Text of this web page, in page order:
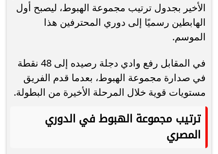
الأخير بجدول ترتيب مجموعة الهبوط، ليصبح أول
الهابطين رسميًا إلى دوري المحترفين هذا
الموسم.
في المقابل رفع وادي دجلة رصيده إلى 48 نقطة
في صدارة مجموعة الهبوط، بعدما قدم الفريق
مستويات قوية خلال المرحلة الأخيرة من البطولة.
ترتيب مجموعة الهبوط في الدوري
المصري